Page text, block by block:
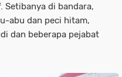
Setibanya di bandara,
abu dan peci hitam,
dan beberapa pejabat